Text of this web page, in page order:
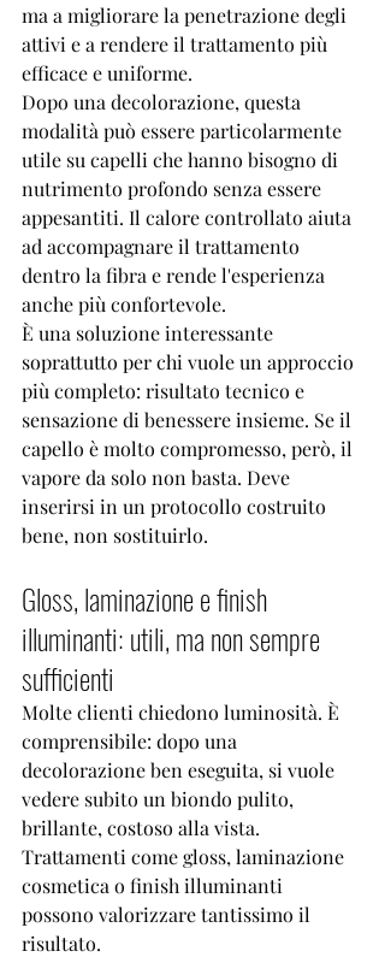
ma a migliorare la penetrazione degli
attivi e a rendere il trattamento più
efficace e uniforme.
Dopo una decolorazione, questa
modalità può essere particolarmente
utile su capelli che hanno bisogno di
nutrimento profondo senza essere
appesantiti. Il calore controllato aiuta
ad accompagnare il trattamento
dentro la fibra e rende l'esperienza
anche più confortevole.
È una soluzione interessante
soprattutto per chi vuole un approccio
più completo: risultato tecnico e
sensazione di benessere insieme. Se il
capello è molto compromesso, però, il
vapore da solo non basta. Deve
inserirsi in un protocollo costruito
bene, non sostituirlo.
Gloss, laminazione e finish
illuminanti: utili, ma non sempre
sufficienti
Molte clienti chiedono luminosità. È
comprensibile: dopo una
decolorazione ben eseguita, si vuole
vedere subito un biondo pulito,
brillante, costoso alla vista.
Trattamenti come gloss, laminazione
cosmetica o finish illuminanti
possono valorizzare tantissimo il
risultato.